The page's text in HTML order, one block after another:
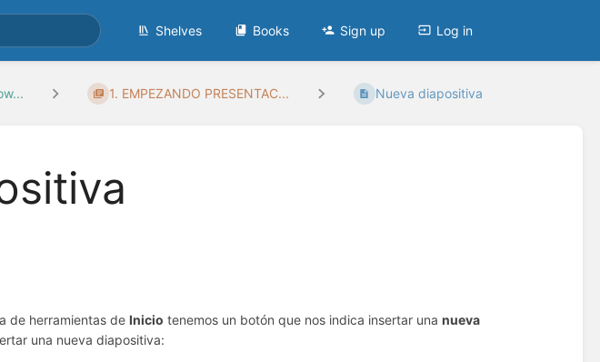
Shelves Books Sign up Log in
1. EMPEZANDO PRESENTAC... Nueva diapositiva
de herramientas de Inicio tenemos un botón que nos indica insertar unanueva
una nueva diapositiva: